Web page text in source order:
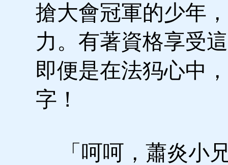
搶大會冠軍的少年
力。有著資格享受
即便是在法犸心中
字！
「呵呵，蕭炎小